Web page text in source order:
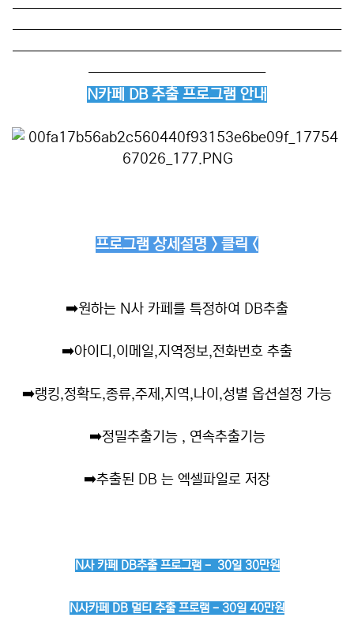
──────────────────────────
──────────────────────────
──────────────────────────
──────────────
N카페 DB 추출 프로그램 안내
프로그램 상세설명 > 클릭 <
➡️원하는 N사 카페를 특정하여 DB추출
➡️아이디,이메일,지역정보,전화번호 추출
➡️랭킹,정확도,종류,주제,지역,나이,성별 옵션설정 가능
➡️정밀추출기능 , 연속추출기능
➡️추출된 DB 는 엑셀파일로 저장
N사 카페 DB추출 프로그램 - 30일 30만원
N사카페 DB 멀티 추출 프로램 - 30일 40만원